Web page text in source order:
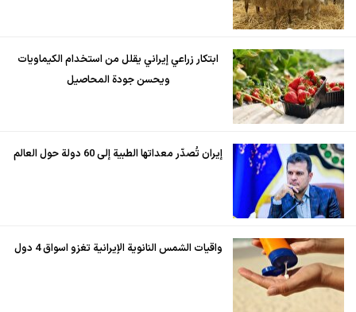
ابتكار زراعي إيراني يقلل من استخدام الكيماويات
ويحسن جودة المحاصيل
إيران تُصدّر معداتها الطبية إلى 60 دولة حول العالم
واقيات الشمس النانوية الإيرانية تغزو اسواق 4 دول